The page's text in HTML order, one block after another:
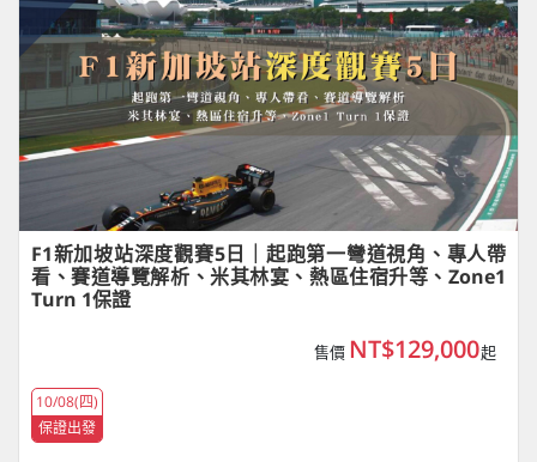
F1新加坡站深度觀賽5日｜起跑第一彎道視角、專人帶
看、賽道導覽解析、米其林宴、熱區住宿升等、Zone1
Turn 1保證
售價 NT$129,000起
10/08(四)
保證出發